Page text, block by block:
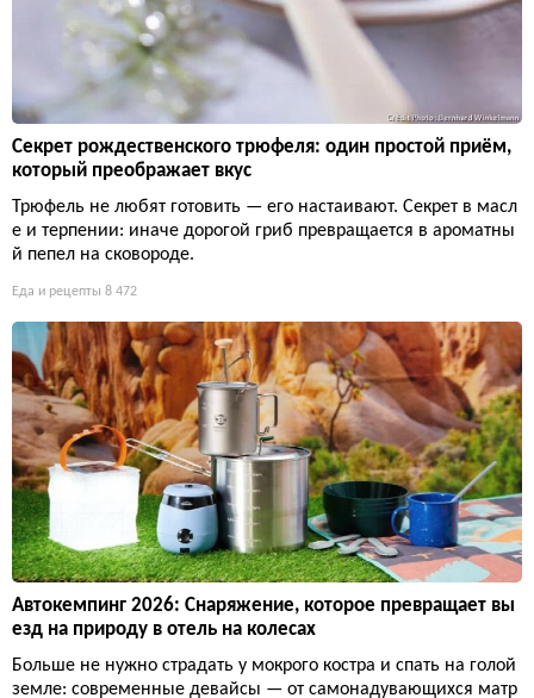
Секрет рождественского трюфеля: один простой приём,
который преображает вкус
Трюфель не любят готовить — его настаивают. Секрет в масл
е и терпении: иначе дорогой гриб превращается в ароматны
й пепел на сковороде.
Еда и рецепты 8 472
Автокемпинг 2026: Снаряжение, которое превращает вы
езд на природу в отель на колесах
Больше не нужно страдать у мокрого костра и спать на голой
земле: современные девайсы — от самонадувающихся матр